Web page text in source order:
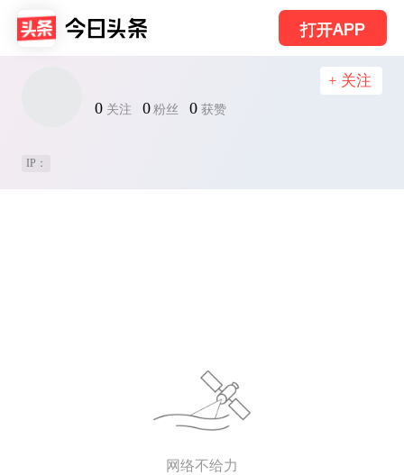
打开APP
0 关注 0 粉丝 0 获赞
+ 关注
IP：
网络不给力